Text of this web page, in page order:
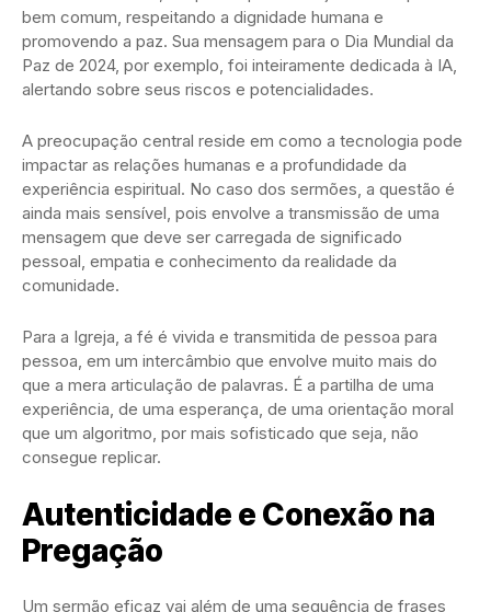
bem comum, respeitando a dignidade humana e
promovendo a paz. Sua mensagem para o Dia Mundial da
Paz de 2024, por exemplo, foi inteiramente dedicada à IA,
alertando sobre seus riscos e potencialidades.
A preocupação central reside em como a tecnologia pode
impactar as relações humanas e a profundidade da
experiência espiritual. No caso dos sermões, a questão é
ainda mais sensível, pois envolve a transmissão de uma
mensagem que deve ser carregada de significado
pessoal, empatia e conhecimento da realidade da
comunidade.
Para a Igreja, a fé é vivida e transmitida de pessoa para
pessoa, em um intercâmbio que envolve muito mais do
que a mera articulação de palavras. É a partilha de uma
experiência, de uma esperança, de uma orientação moral
que um algoritmo, por mais sofisticado que seja, não
consegue replicar.
Autenticidade e Conexão na
Pregação
Um sermão eficaz vai além de uma sequência de frases